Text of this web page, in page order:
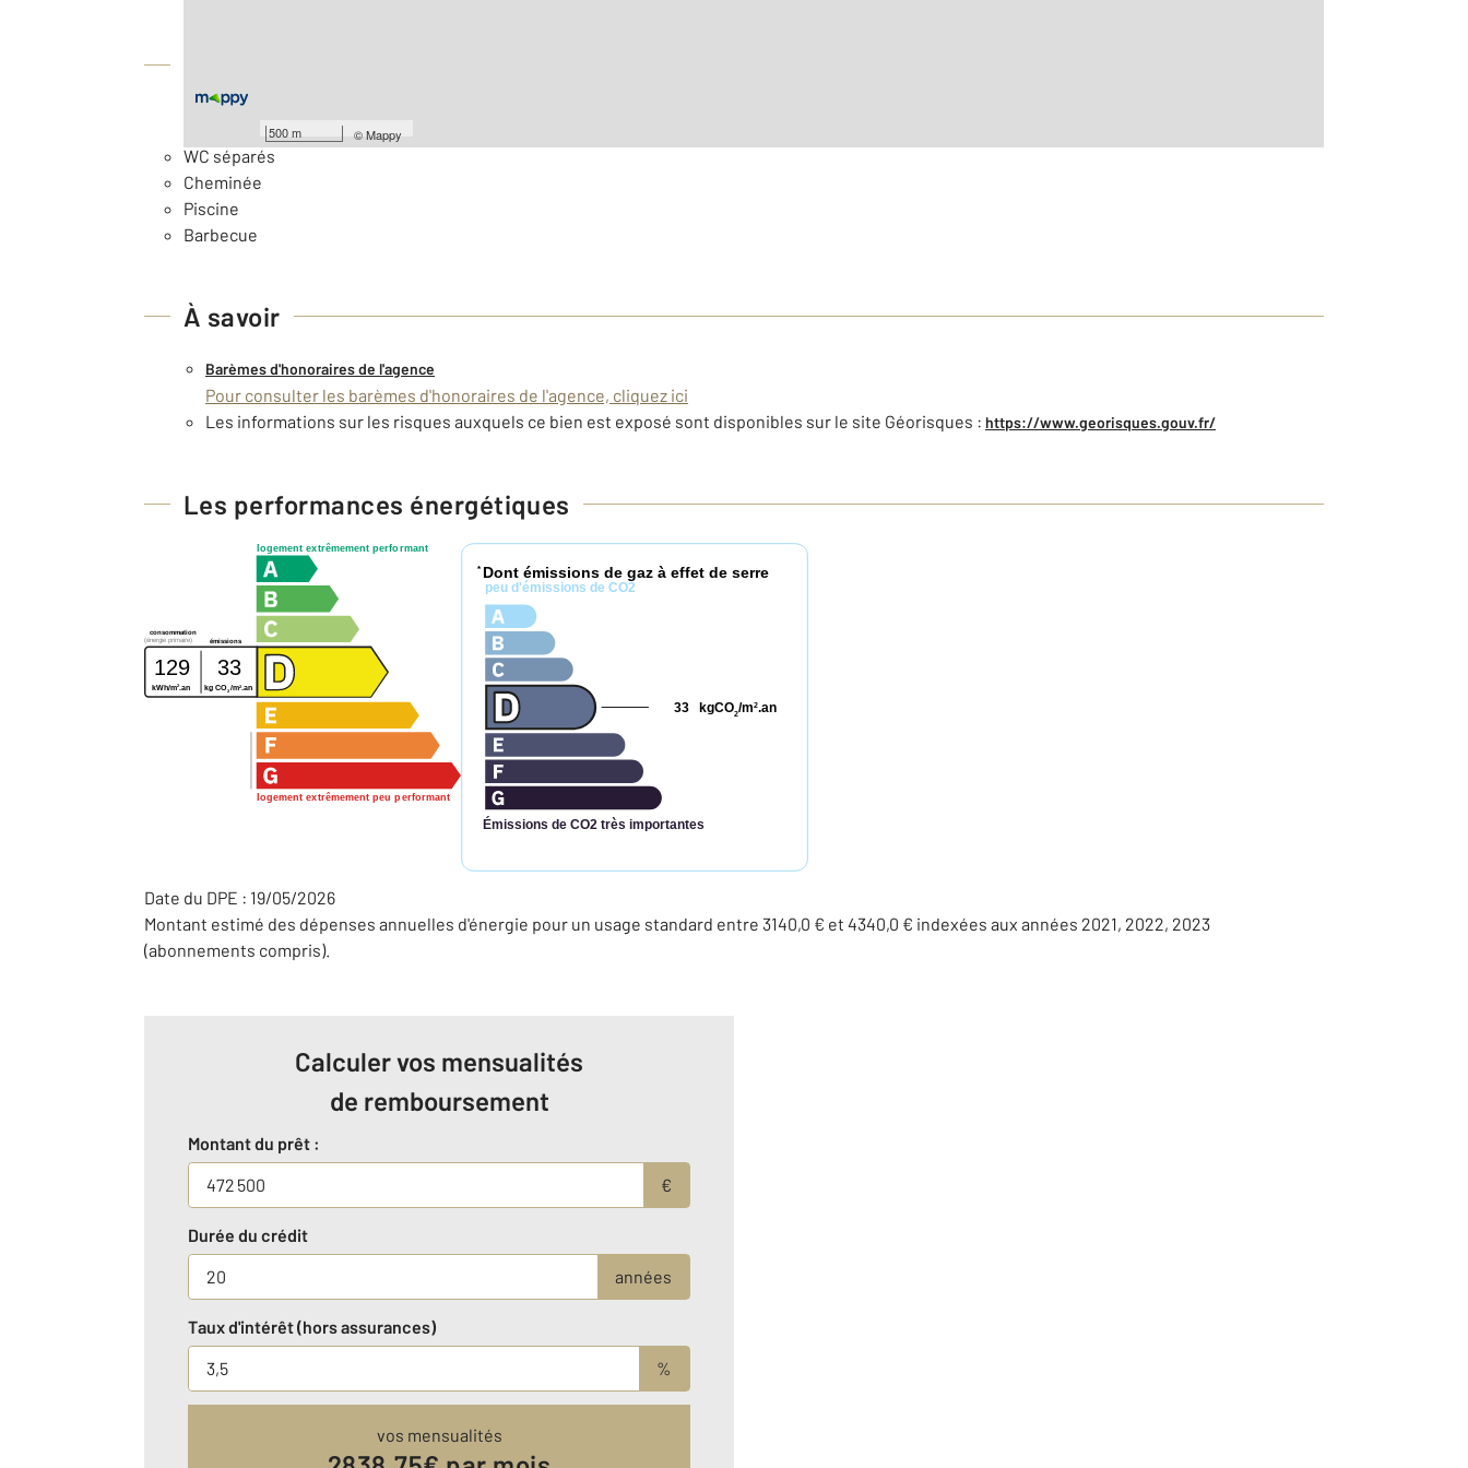
500 m ©Mappy
WC séparés
Cheminée
Piscine
Barbecue
À savoir
Barèmes d'honoraires de l'agence
Pour consulter les barèmes d'honoraires de l'agence, cliquez ici
Les informations sur les risques auxquels ce bien est exposé sont disponibles sur le site Géorisques : https://www.georisques.gouv.fr/
Les performances énergétiques
logement extrêmement performant
logement extrêmement peu performant
consommation
émissions
(énergie primaire)
129 33
kWh/m2 .an kg CO2 /m2 .an
* Dont émissions de gaz à effet de serre
peu d'émissions de CO2
Émissions de CO2 très importantes
kgCO2/m2.an
33
Date du DPE : 19/05/2026
Montant estimé des dépenses annuelles d'énergie pour un usage standard entre 3140,0 € et 4340,0 € indexées aux années 2021, 2022, 2023
(abonnements compris).
Calculer vos mensualités
de remboursement
Montant du prêt :
€
Durée du crédit
années
Taux d'intérêt (hors assurances)
%
vos mensualités